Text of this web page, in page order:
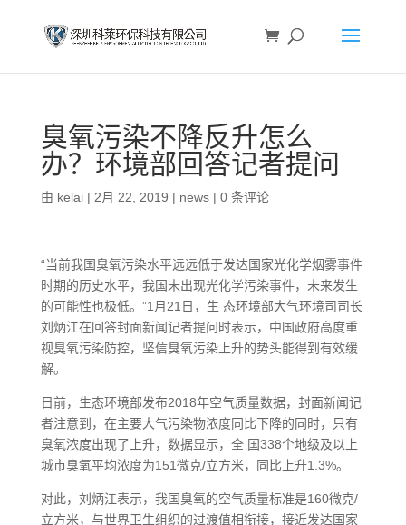
臭氧污染不降反升怎么
办？环境部回答记者提问
由 kelai| 2月 22, 2019 | news| 0 条评论
“当前我国臭氧污染水平远远低于发达国家光化学烟雾事件
时期的历史水平，我国未出现光化学污染事件，未来发生
的可能性也极低。”1月21日，生 态环境部大气环境司司长
刘炳江在回答封面新闻记者提问时表示，中国政府高度重
视臭氧污染防控，坚信臭氧污染上升的势头能得到有效缓
解。
日前，生态环境部发布2018年空气质量数据，封面新闻记
者注意到，在主要大气污染物浓度同比下降的同时，只有
臭氧浓度出现了上升，数据显示，全 国338个地级及以上
城市臭氧平均浓度为151微克/立方米，同比上升1.3%。
对此，刘炳江表示，我国臭氧的空气质量标准是160微克/
立方米，与世界卫生组织的过渡值相衔接，接近发达国家